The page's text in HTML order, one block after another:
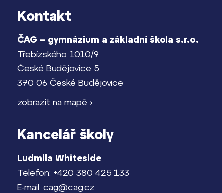
Kontakt
ČAG – gymnázium a základní škola s.r.o.
Třebízského 1010/9
České Budějovice 5
370 06 České Budějovice
zobrazit na mapě ›
Kancelář školy
Ludmila Whiteside
Telefon: +420 380 425 133
E-mail: cag@cag.cz